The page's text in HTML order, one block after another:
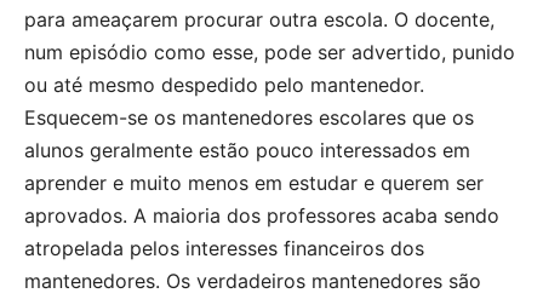
para ameaçarem procurar outra escola. O docente,
num episódio como esse, pode ser advertido, punido
ou até mesmo despedido pelo mantenedor.
Esquecem-se os mantenedores escolares que os
alunos geralmente estão pouco interessados em
aprender e muito menos em estudar e querem ser
aprovados. A maioria dos professores acaba sendo
atropelada pelos interesses financeiros dos
mantenedores. Os verdadeiros mantenedores são